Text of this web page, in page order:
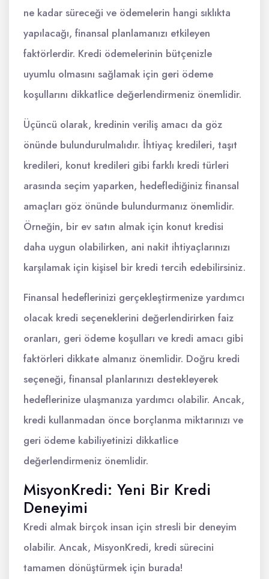
ne kadar süreceği ve ödemelerin hangi sıklıkta
yapılacağı, finansal planlamanızı etkileyen
faktörlerdir. Kredi ödemelerinin bütçenizle
uyumlu olmasını sağlamak için geri ödeme
koşullarını dikkatlice değerlendirmeniz önemlidir.
Üçüncü olarak, kredinin veriliş amacı da göz
önünde bulundurulmalıdır. İhtiyaç kredileri, taşıt
kredileri, konut kredileri gibi farklı kredi türleri
arasında seçim yaparken, hedeflediğiniz finansal
amaçları göz önünde bulundurmanız önemlidir.
Örneğin, bir ev satın almak için konut kredisi
daha uygun olabilirken, ani nakit ihtiyaçlarınızı
karşılamak için kişisel bir kredi tercih edebilirsiniz.
Finansal hedeflerinizi gerçekleştirmenize yardımcı
olacak kredi seçeneklerini değerlendirirken faiz
oranları, geri ödeme koşulları ve kredi amacı gibi
faktörleri dikkate almanız önemlidir. Doğru kredi
seçeneği, finansal planlarınızı destekleyerek
hedeflerinize ulaşmanıza yardımcı olabilir. Ancak,
kredi kullanmadan önce borçlanma miktarınızı ve
geri ödeme kabiliyetinizi dikkatlice
değerlendirmeniz önemlidir.
MisyonKredi: Yeni Bir Kredi
Deneyimi
Kredi almak birçok insan için stresli bir deneyim
olabilir. Ancak, MisyonKredi, kredi sürecini
tamamen dönüştürmek için burada!